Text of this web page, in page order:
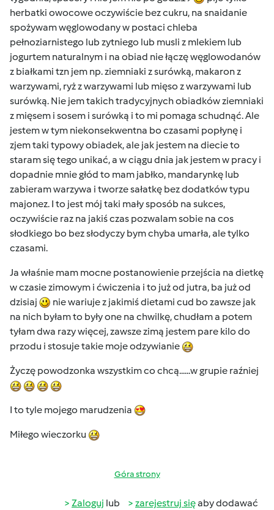
herbatki owocowe oczywiście bez cukru, na snaidanie
spożywam węglowodany w postaci chleba
pełnoziarnistego lub zytniego lub musli z mlekiem lub
jogurtem naturalnym i na obiad nie łączę węglowodanów
z białkami tzn jem np. ziemniaki z surówką, makaron z
warzywami, ryż z warzywami lub mięso z warzywami lub
surówką. Nie jem takich tradycyjnych obiadków ziemniaki
z mięsem i sosem i surówką i to mi pomaga schudnąć. Ale
jestem w tym niekonsekwentna bo czasami popłynę i
zjem taki typowy obiadek, ale jak jestem na diecie to
staram się tego unikać, a w ciągu dnia jak jestem w pracy i
dopadnie mnie głód to mam jabłko, mandarynkę lub
zabieram warzywa i tworze sałatkę bez dodatków typu
majonez. I to jest mój taki mały sposób na sukces,
oczywiście raz na jakiś czas pozwalam sobie na cos
słodkiego bo bez słodyczy bym chyba umarła, ale tylko
czasami.
Ja właśnie mam mocne postanowienie przejścia na dietkę
w czasie zimowym i ćwiczenia i to już od jutra, ba już od
dzisiaj
nie wariuje z jakimiś dietami cud bo zawsze jak
na nich byłam to były one na chwilkę, chudłam a potem
tyłam dwa razy więcej, zawsze zimą jestem pare kilo do
przodu i stosuje takie moje odzywianie
Życzę powodzonka wszystkim co chcą......w grupie raźniej
I to tyle mojego marudzenia
Miłego wieczorku
Góra strony
Zaloguj lub zarejestruj sięaby dodawać